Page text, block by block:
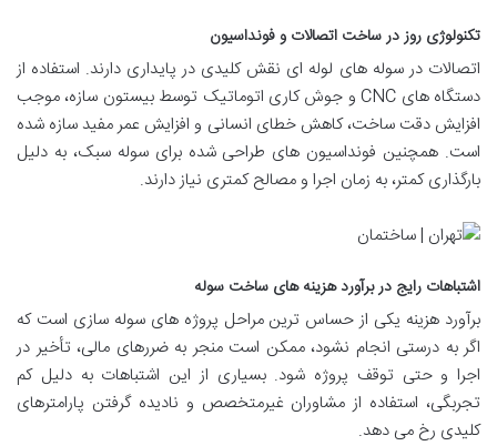
تکنولوژی روز در ساخت اتصالات و فونداسیون
اتصالات در سوله های لوله ای نقش کلیدی در پایداری دارند. استفاده از
دستگاه های CNC و جوش کاری اتوماتیک توسط بیستون سازه، موجب
افزایش دقت ساخت، کاهش خطای انسانی و افزایش عمر مفید سازه شده
است. همچنین فونداسیون های طراحی شده برای سوله سبک، به دلیل
بارگذاری کمتر، به زمان اجرا و مصالح کمتری نیاز دارند.
اشتباهات رایج در برآورد هزینه های ساخت سوله
برآورد هزینه یکی از حساس ترین مراحل پروژه های سوله سازی است که
اگر به درستی انجام نشود، ممکن است منجر به ضررهای مالی، تأخیر در
اجرا و حتی توقف پروژه شود. بسیاری از این اشتباهات به دلیل کم
تجربگی، استفاده از مشاوران غیرمتخصص و نادیده گرفتن پارامترهای
کلیدی رخ می دهد.